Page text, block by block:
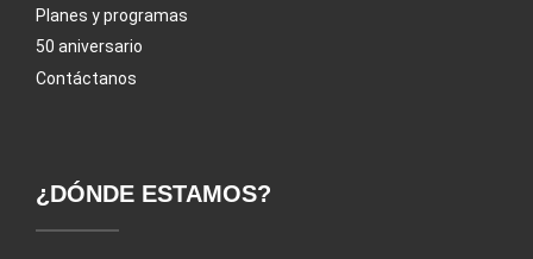
Planes y programas
50 aniversario
Contáctanos
¿DÓNDE ESTAMOS?